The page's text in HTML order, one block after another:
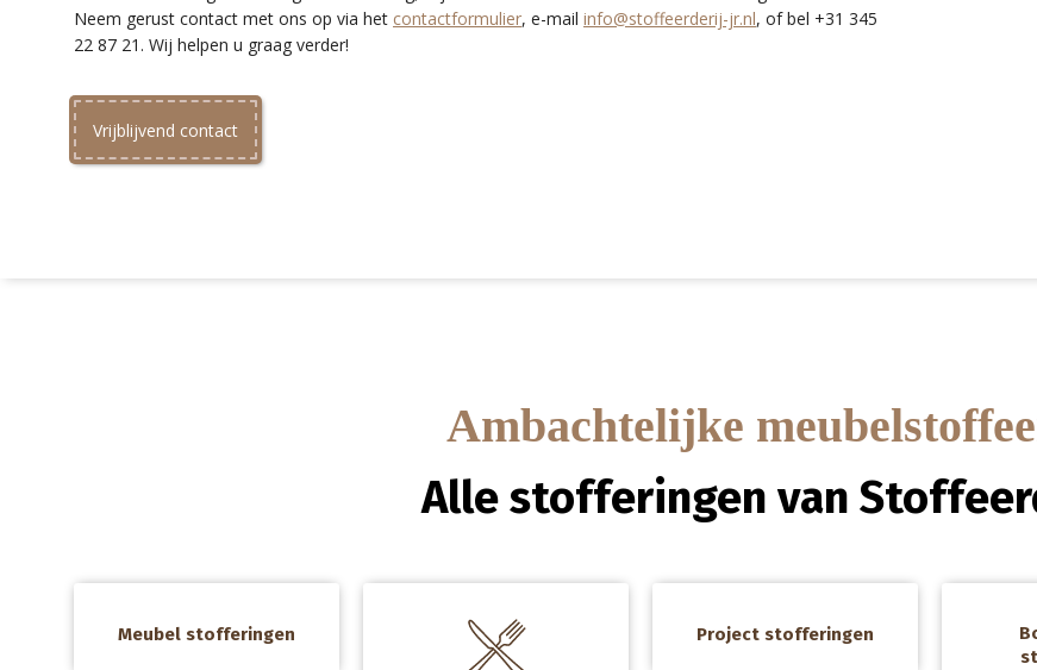
Neem gerust contact met ons op via het contactformulier, e-mail info@stoffeerderij-jr.nl, of bel +31 345
22 87 21. Wij helpen u graag verder!
Vrijblijvend contact
Ambachtelijke
Alle stofferingen van
Meubel stofferingen Project stofferingen